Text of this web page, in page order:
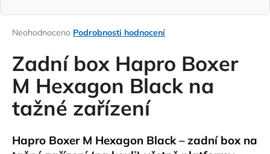
Průměrné
produktu
je
0,0
5
hvězdiček.
Neohodnoceno Podrobnosti hodnocení
Zadní box Hapro Boxer
M Hexagon Black na
tažné zařízení
Hapro Boxer M Hexagon Black – zadní box na
D
o
p
o
r
u
č
u